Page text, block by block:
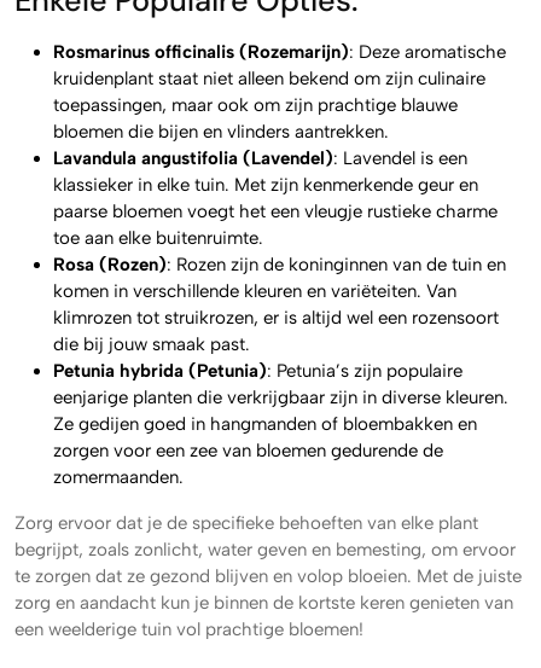
Rosmarinus officinalis (Rozemarijn): Deze aromatische
kruidenplant staat niet alleen bekend om zijn culinaire
toepassingen, maar ook om zijn prachtige blauwe
bloemen die bijen en vlinders aantrekken.
Lavandula angustifolia (Lavendel): Lavendel is een
klassieker in elke tuin. Met zijn kenmerkende geur en
paarse bloemen voegt het een vleugje rustieke charme
toe aan elke buitenruimte.
Rosa (Rozen): Rozen zijn de koninginnen van de tuin en
komen in verschillende kleuren en variëteiten. Van
klimrozen tot struikrozen, er is altijd wel een rozensoort
die bij jouw smaak past.
Petunia hybrida (Petunia): Petunia’s zijn populaire
eenjarige planten die verkrijgbaar zijn in diverse kleuren.
Ze gedijen goed in hangmanden of bloembakken en
zorgen voor een zee van bloemen gedurende de
zomermaanden.
Zorg ervoor dat je de specifieke behoeften van elke plant
begrijpt, zoals zonlicht, water geven en bemesting, om ervoor
te zorgen dat ze gezond blijven en volop bloeien. Met de juiste
zorg en aandacht kun je binnen de kortste keren genieten van
een weelderige tuin vol prachtige bloemen!